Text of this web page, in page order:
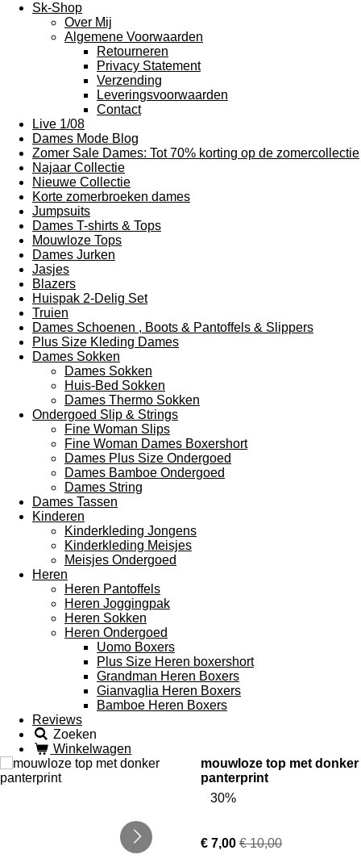
Sk-Shop
Over Mij
Algemene Voorwaarden
Retourneren
Privacy Statement
Verzending
Leveringsvoorwaarden
Contact
Live 1/08
Dames Mode Blog
Zomer Sale Dames: Tot 70% korting op de zomercollectie
Najaar Collectie
Nieuwe Collectie
Korte zomerbroeken dames
Jumpsuits
Dames T-shirts & Tops
Mouwloze Tops
Dames Jurken
Jasjes
Blazers
Huispak 2-Delig Set
Truien
Dames Schoenen , Boots & Pantoffels & Slippers
Plus Size Kleding Dames
Dames Sokken
Dames Sokken
Huis-Bed Sokken
Dames Thermo Sokken
Ondergoed Slip & Strings
Fine Woman Slips
Fine Woman Dames Boxershort
Dames Plus Size Ondergoed
Dames Bamboe Ondergoed
Dames String
Dames Tassen
Kinderen
Kinderkleding Jongens
Kinderkleding Meisjes
Meisjes Ondergoed
Heren
Heren Pantoffels
Heren Joggingpak
Heren Sokken
Heren Ondergoed
Uomo Boxers
Plus Size Heren boxershort
Grandman Heren Boxers
Gianvaglia Heren Boxers
Bamboe Heren Boxers
Reviews
Zoeken
Winkelwagen
mouwloze top met donker
panterprint
30%
€ 7,00 € 10,00